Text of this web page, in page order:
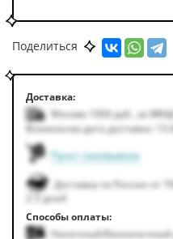
Поделиться
Доставка:
Москва 1000руб. за
Возможная дата доставки:
Пункт самовывоза
Доставка по России от
2-5 дней
Способы оплаты:
Наличный/безналичный